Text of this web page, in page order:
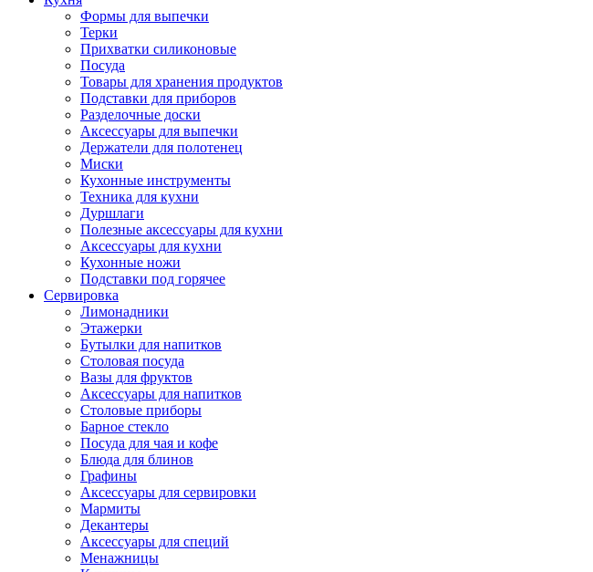
Формы для выпечки
Терки
Прихватки силиконовые
Посуда
Товары для хранения продуктов
Подставки для приборов
Разделочные доски
Аксессуары для выпечки
Держатели для полотенец
Миски
Кухонные инструменты
Техника для кухни
Дуршлаги
Полезные аксессуары для кухни
Аксессуары для кухни
Кухонные ножи
Подставки под горячее
Сервировка
Лимонадники
Этажерки
Бутылки для напитков
Столовая посуда
Вазы для фруктов
Аксессуары для напитков
Столовые приборы
Барное стекло
Посуда для чая и кофе
Блюда для блинов
Графины
Аксессуары для сервировки
Мармиты
Декантеры
Аксессуары для специй
Менажницы